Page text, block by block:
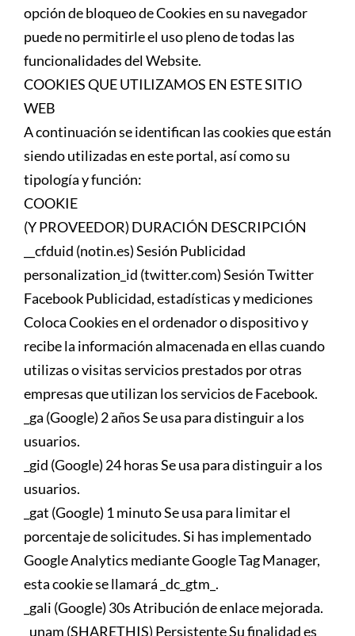
opción de bloqueo de Cookies en su navegador
puede no permitirle el uso pleno de todas las
funcionalidades del Website.
COOKIES QUE UTILIZAMOS EN ESTE SITIO
WEB
A continuación se identifican las cookies que están
siendo utilizadas en este portal, así como su
tipología y función:
COOKIE
(Y PROVEEDOR) DURACIÓN DESCRIPCIÓN
__cfduid (notin.es) Sesión Publicidad
personalization_id (twitter.com) Sesión Twitter
Facebook Publicidad, estadísticas y mediciones
Coloca Cookies en el ordenador o dispositivo y
recibe la información almacenada en ellas cuando
utilizas o visitas servicios prestados por otras
empresas que utilizan los servicios de Facebook.
_ga (Google) 2 años Se usa para distinguir a los
usuarios.
_gid (Google) 24 horas Se usa para distinguir a los
usuarios.
_gat (Google) 1 minuto Se usa para limitar el
porcentaje de solicitudes. Si has implementado
Google Analytics mediante Google Tag Manager,
esta cookie se llamará _dc_gtm_.
_gali (Google) 30s Atribución de enlace mejorada.
_unam (SHARETHIS) Persistente Su finalidad es